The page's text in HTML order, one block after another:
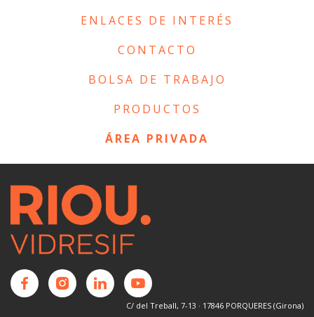
ENLACES DE INTERÉS
CONTACTO
BOLSA DE TRABAJO
PRODUCTOS
ÁREA PRIVADA
C/ del Treball, 7-13 · 17846 PORQUERES (Girona)